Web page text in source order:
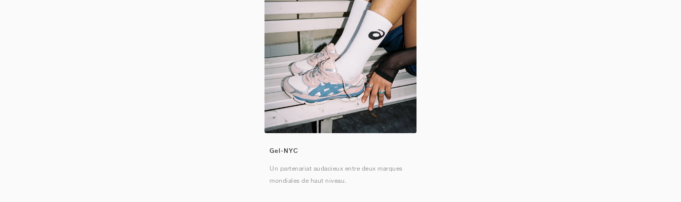
Gel-NYC
Un partenariat audacieux entre deux marques
mondiales de haut niveau.